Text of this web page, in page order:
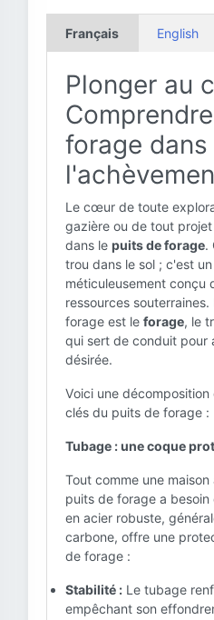
Français English
Plonger au
forage
Le cœur de toute
gazière ou de tout
dans le puits de forage.
trou dans le sol ; c'est
méticuleusement conçu
ressources
forage est le forage, le
qui sert de conduit pour
désirée.
Voici une
clés du puits de forage :
Tubage : une coque
Tout comme une
puits de forage a besoin
en acier robuste,
carbone, offre une
de forage :
Stabilité : Le tubage
empêchant son